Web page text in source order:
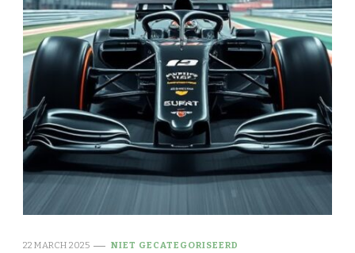
22 MARCH 2025 NIET GECATEGORISEERD